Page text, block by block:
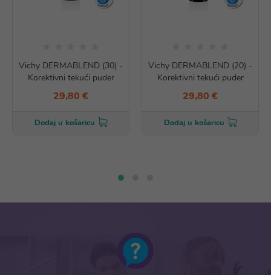
Vichy DERMABLEND (30) -
Korektivni tekući puder
29,80 €
Dodaj u košaricu
Vichy DERMABLEND (20) -
Korektivni tekući puder
29,80 €
Dodaj u košaricu